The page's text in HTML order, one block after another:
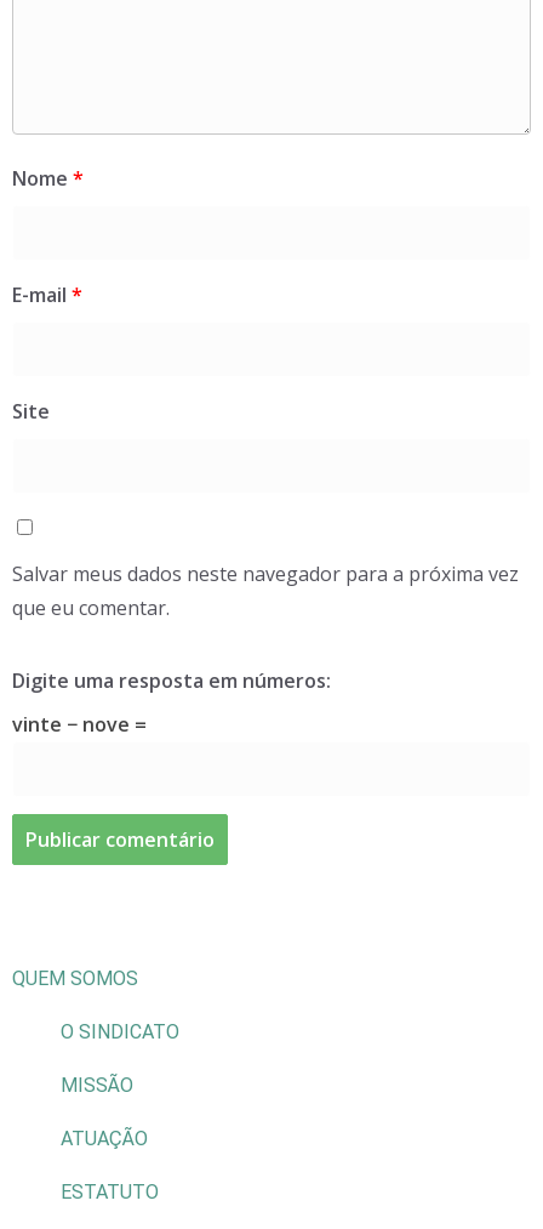
Nome *
E-mail *
Site
Salvar meus dados neste navegador para a próxima vez
que eu comentar.
Digite uma resposta em números:
vinte − nove =
QUEM SOMOS
O SINDICATO
MISSÃO
ATUAÇÃO
ESTATUTO